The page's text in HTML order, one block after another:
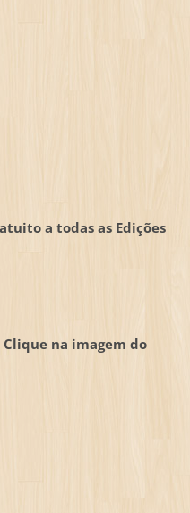
a todas as Edições
na imagem do